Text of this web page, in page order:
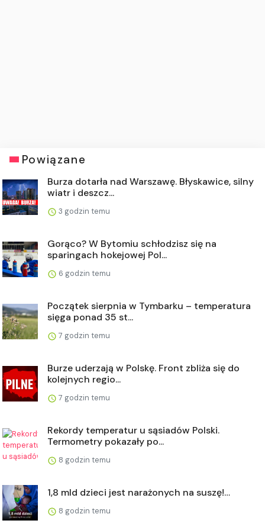
Powiązane
Burza dotarła nad Warszawę. Błyskawice, silny
wiatr i deszcz...
3 godzin temu
Gorąco? W Bytomiu schłodzisz się na
sparingach hokejowej Pol...
6 godzin temu
Początek sierpnia w Tymbarku – temperatura
sięga ponad 35 st...
7 godzin temu
Burze uderzają w Polskę. Front zbliża się do
kolejnych regio...
7 godzin temu
Rekordy temperatur u sąsiadów Polski.
Termometry pokazały po...
8 godzin temu
1,8 mld dzieci jest narażonych na suszę!…
8 godzin temu